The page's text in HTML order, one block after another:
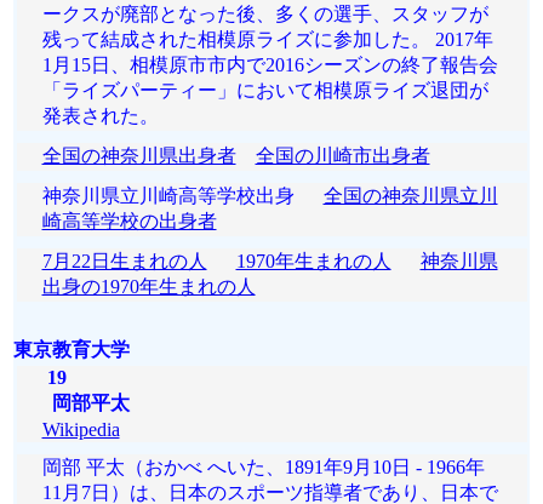
ークスが廃部となった後、多くの選手、スタッフが
残って結成された相模原ライズに参加した。 2017年
1月15日、相模原市市内で2016シーズンの終了報告会
「ライズパーティー」において相模原ライズ退団が
発表された。
全国の神奈川県出身者
全国の川崎市出身者
神奈川県立川崎高等学校出身 全国の神奈川県立川
崎高等学校の出身者
7月22日生まれの人
1970年生まれの人
神奈川県
出身の1970年生まれの人
東京教育大学
19
岡部平太
Wikipedia
岡部 平太（おかべ へいた、1891年9月10日 - 1966年
11月7日）は、日本のスポーツ指導者であり、日本で